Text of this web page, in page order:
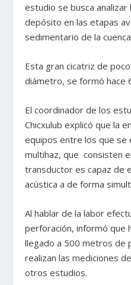
estudio se busca analizar
depósito en las etapas
sedimentario de la
Esta gran cicatriz de
diámetro, se formó hace
El coordinador de los
Chicxulub explicó que la
equipos entre los que se
multihaz, que consisten
transductor es capaz de
acústica a de forma
Al hablar de la labor
perforación, informó que
llegado a 500 metros de
realizan las mediciones
otros estudios.